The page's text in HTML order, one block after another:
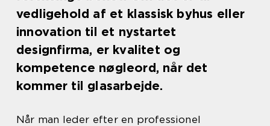
vedligehold af et klassisk byhus eller
innovation til et nystartet
designfirma, er kvalitet og
kompetence nøgleord, når det
kommer til glasarbejde.
Når man leder efter en professionel